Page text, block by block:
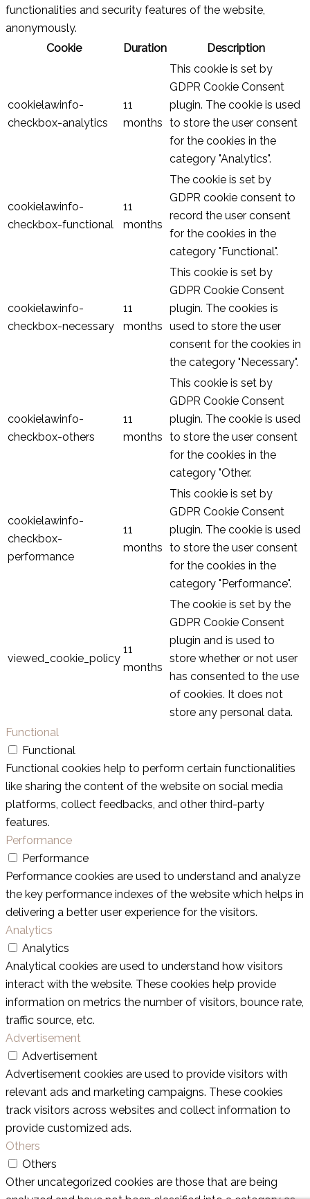
functionalities and security features of the website,
anonymously.
Cookie
Duration Description
cookielawinfo-
checkbox-analytics
11
months
This cookie is set by
GDPR Cookie Consent
plugin. The cookie is used
to store the user consent
for the cookies in the
category "Analytics".
cookielawinfo-
checkbox-functional
11
months
The cookie is set by
GDPR cookie consent to
record the user consent
for the cookies in the
category "Functional".
cookielawinfo-
checkbox-necessary
11
months
This cookie is set by
GDPR Cookie Consent
plugin. The cookies is
used to store the user
consent for the cookies in
the category "Necessary".
cookielawinfo-
checkbox-others
11
months
This cookie is set by
GDPR Cookie Consent
plugin. The cookie is used
to store the user consent
for the cookies in the
category "Other.
cookielawinfo-
checkbox-
performance
11
months
This cookie is set by
GDPR Cookie Consent
plugin. The cookie is used
to store the user consent
for the cookies in the
category "Performance".
viewed_cookie_policy
11
months
The cookie is set by the
GDPR Cookie Consent
plugin and is used to
store whether or not user
has consented to the use
of cookies. It does not
store any personal data.
Functional
Functional
Functional cookies help to perform certain functionalities
like sharing the content of the website on social media
platforms, collect feedbacks, and other third-party
features.
Performance
Performance
Performance cookies are used to understand and analyze
the key performance indexes of the website which helps in
delivering a better user experience for the visitors.
Analytics
Analytics
Analytical cookies are used to understand how visitors
interact with the website. These cookies help provide
information on metrics the number of visitors, bounce rate,
traffic source, etc.
Advertisement
Advertisement
Advertisement cookies are used to provide visitors with
relevant ads and marketing campaigns. These cookies
track visitors across websites and collect information to
provide customized ads.
Others
Others
Other uncategorized cookies are those that are being